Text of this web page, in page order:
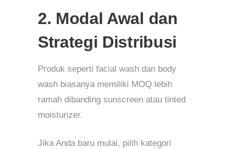
2. Modal Awal dan
Strategi Distribusi
Produk seperti facial wash dan body
wash biasanya memiliki MOQ lebih
ramah dibanding sunscreen atau tinted
moisturizer.
Jika Anda baru mulai, pilih kategori